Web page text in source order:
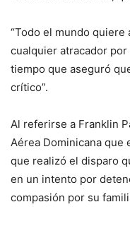
“Todo el mundo quiere
cualquier atracador por
tiempo que aseguró
crítico”.
Al referirse a Franklin
Aérea Dominicana que
que realizó el disparo
en un intento por
compasión por su